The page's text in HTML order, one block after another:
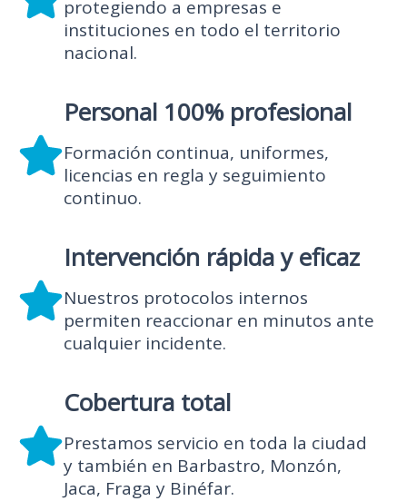
protegiendo a empresas e
instituciones en todo el territorio
nacional.
Personal 100% profesional
Formación continua, uniformes,
licencias en regla y seguimiento
continuo.
Intervención rápida y eficaz
Nuestros protocolos internos
permiten reaccionar en minutos ante
cualquier incidente.
Cobertura total
Prestamos servicio en toda la ciudad
y también en Barbastro, Monzón,
Jaca, Fraga y Binéfar.